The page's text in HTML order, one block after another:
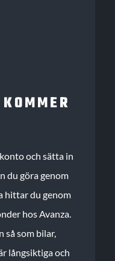
och sätta in
du göra genom
hittar du genom
hos Avanza.
så som bilar,
långsiktiga och